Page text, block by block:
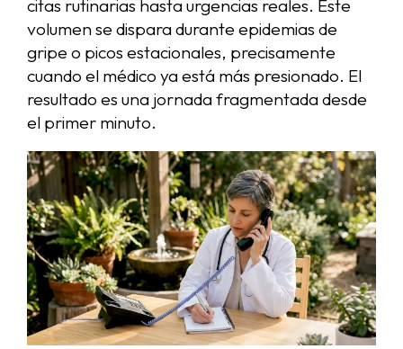
citas rutinarias hasta urgencias reales. Este
volumen se dispara durante epidemias de
gripe o picos estacionales, precisamente
cuando el médico ya está más presionado. El
resultado es una jornada fragmentada desde
el primer minuto.